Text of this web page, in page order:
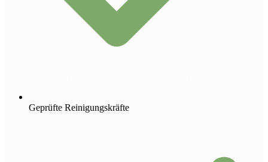
Geprüfte Reinigungskräfte